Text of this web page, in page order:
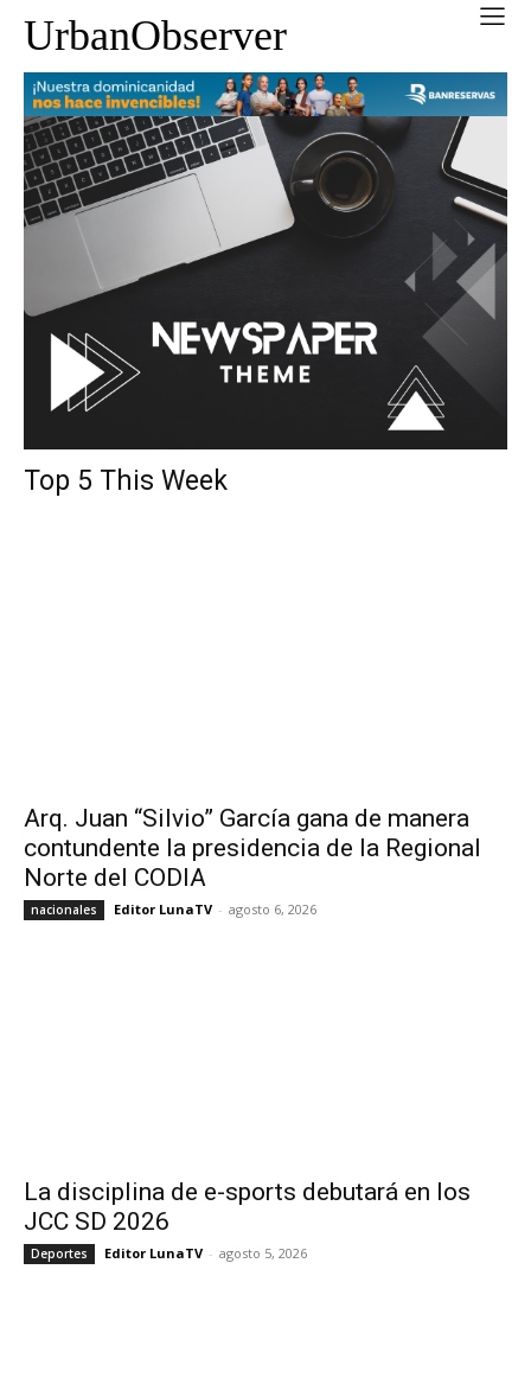
UrbanObserver
Top 5 This Week
Arq. Juan “Silvio” García gana de manera
contundente la presidencia de la Regional
Norte del CODIA
nacionales Editor LunaTV - agosto 6, 2026
La disciplina de e-sports debutará en los
JCC SD 2026
Deportes Editor LunaTV - agosto 5, 2026